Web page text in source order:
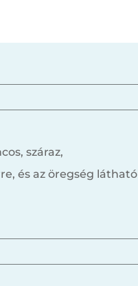
száraz,
és az öregség látható